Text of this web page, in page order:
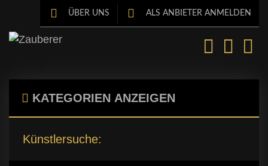
ÜBER UNS ALS ANBIETER ANMELDEN
KATEGORIEN ANZEIGEN
Künstlersuche: